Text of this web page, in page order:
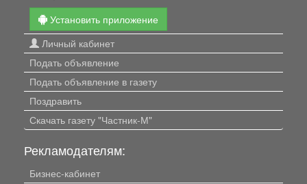
Установить приложение
Личный кабинет
Подать объявление
Подать объявление в газету
Поздравить
Скачать газету "Частник-М"
Рекламодателям:
Бизнес-кабинет